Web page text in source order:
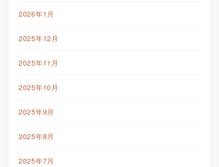
2026年1月
2025年12月
2025年11月
2025年10月
2025年9月
2025年8月
2025年7月